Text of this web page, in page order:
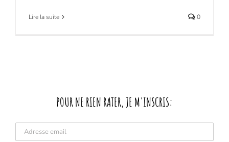
Lire la suite 0
POUR NE RIEN RATER, JE M'INSCRIS: